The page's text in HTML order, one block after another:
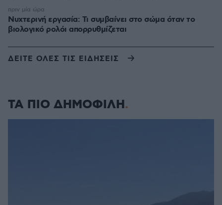
Νυχτερινή εργασία: Τι συμβαίνει στο σώμα όταν το
βιολογικό ρολόι απορρυθμίζεται
πριν μία ώρα
ΔΕΙΤΕ ΟΛΕΣ ΤΙΣ ΕΙΔΗΣΕΙΣ
ΤΑ ΠΙΟ ΔΗΜΟΦΙΛΗ